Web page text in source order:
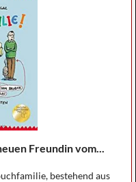
Freundin vom...
bestehend aus